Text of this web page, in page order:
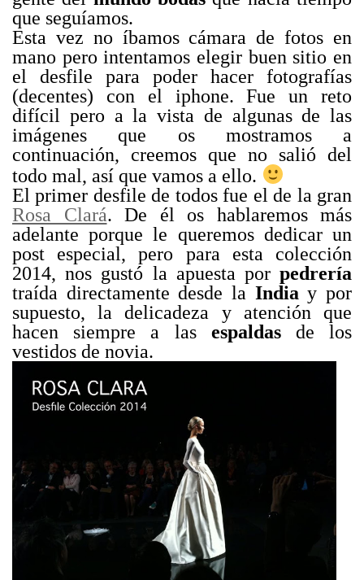
que seguíamos.
Esta vez no íbamos cámara de fotos en
mano pero intentamos elegir buen sitio en
el desfile para poder hacer fotografías
(decentes) con el iphone. Fue un reto
difícil pero a la vista de algunas de las
imágenes que os mostramos a
continuación, creemos que no salió del
todo mal, así que vamos a ello.
El primer desfile de todos fue el de la gran
Rosa Clará. De él os hablaremos más
adelante porque le queremos dedicar un
post especial, pero para esta colección
2014, nos gustó la apuesta por pedrería
traída directamente desde la India y por
supuesto, la delicadeza y atención que
hacen siempre a las espaldasde los
vestidos de novia.